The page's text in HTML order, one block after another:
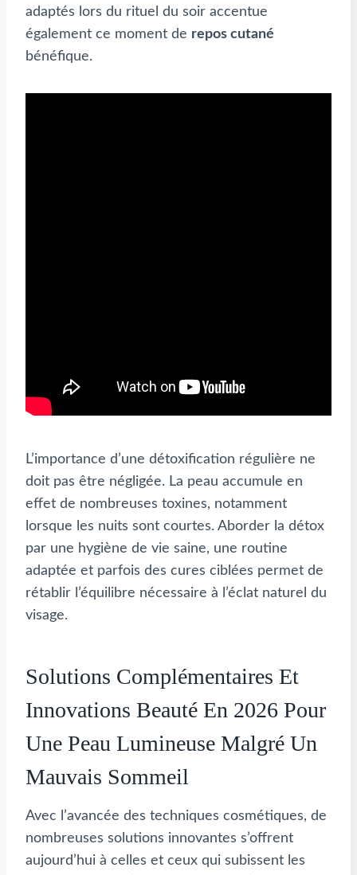
adaptés lors du rituel du soir accentue
également ce moment de repos cutané
bénéfique.
L’importance d’une détoxification régulière ne
doit pas être négligée. La peau accumule en
effet de nombreuses toxines, notamment
lorsque les nuits sont courtes. Aborder la détox
par une hygiène de vie saine, une routine
adaptée et parfois des cures ciblées permet de
rétablir l’équilibre nécessaire à l’éclat naturel du
visage.
Solutions Complémentaires Et
Innovations Beauté En 2026 Pour
Une Peau Lumineuse Malgré Un
Mauvais Sommeil
Avec l’avancée des techniques cosmétiques, de
nombreuses solutions innovantes s’offrent
aujourd’hui à celles et ceux qui subissent les